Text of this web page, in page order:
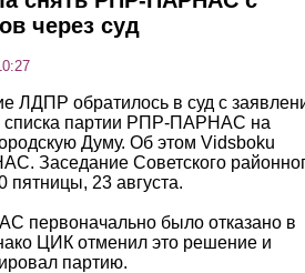
через суд
ЛДПР обратилось в суд с
списка партии РПР-ПАРНАС на
Думу. Об этом Vidsboku
Заседание Советского
пятницы, 23 августа.
первоначально было отказано в
ЦИК отменил это решение и
партию.